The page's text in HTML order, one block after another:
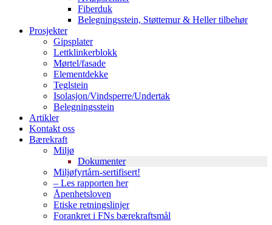
Fiberduk
Belegningsstein, Støttemur & Heller tilbehør
Prosjekter
Gipsplater
Lettklinkerblokk
Mørtel/fasade
Elementdekke
Teglstein
Isolasjon/Vindsperre/Undertak
Belegningsstein
Artikler
Kontakt oss
Bærekraft
Miljø
Dokumenter
Miljøfyrtårn-sertifisert!
– Les rapporten her
Åpenhetsloven
Etiske retningslinjer
Forankret i FNs bærekraftsmål